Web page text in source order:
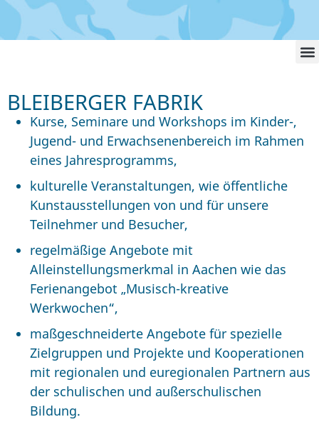
BLEIBERGER FABRIK
Kurse, Seminare und Workshops im Kinder-,
Jugend- und Erwachsenenbereich im Rahmen
eines Jahresprogramms,
kulturelle Veranstaltungen, wie öffentliche
Kunstausstellungen von und für unsere
Teilnehmer und Besucher,
regelmäßige Angebote mit
Alleinstellungsmerkmal in Aachen wie das
Ferienangebot „Musisch-kreative
Werkwochen“,
maßgeschneiderte Angebote für spezielle
Zielgruppen und Projekte und Kooperationen
mit regionalen und euregionalen Partnern aus
der schulischen und außerschulischen
Bildung.